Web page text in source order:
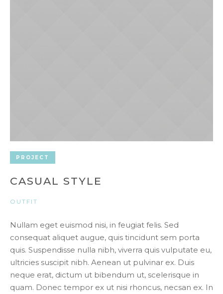
PROJECT
CASUAL STYLE
OUTFIT
Nullam eget euismod nisi, in feugiat felis. Sed
consequat aliquet augue, quis tincidunt sem porta
quis. Suspendisse nulla nibh, viverra quis vulputate eu,
ultricies suscipit nibh. Aenean ut pulvinar ex. Duis
neque erat, dictum ut bibendum ut, scelerisque in
quam. Donec tempor ex ut nisi rhoncus, necsan ex. In